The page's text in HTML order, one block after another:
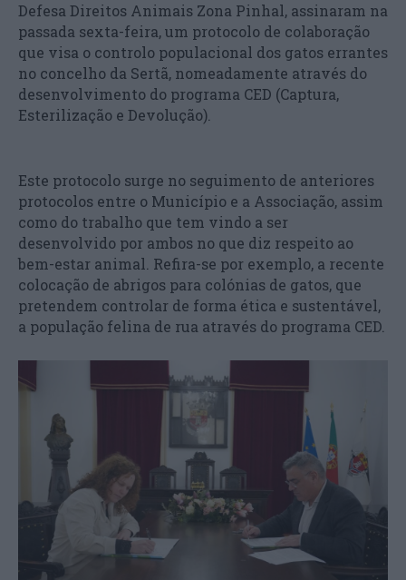
Defesa Direitos Animais Zona Pinhal, assinaram na
passada sexta-feira, um protocolo de colaboração
que visa o controlo populacional dos gatos errantes
no concelho da Sertã, nomeadamente através do
desenvolvimento do programa CED (Captura,
Esterilização e Devolução).
Este protocolo surge no seguimento de anteriores
protocolos entre o Município e a Associação, assim
como do trabalho que tem vindo a ser
desenvolvido por ambos no que diz respeito ao
bem-estar animal. Refira-se por exemplo, a recente
colocação de abrigos para colónias de gatos, que
pretendem controlar de forma ética e sustentável,
a população felina de rua através do programa CED.